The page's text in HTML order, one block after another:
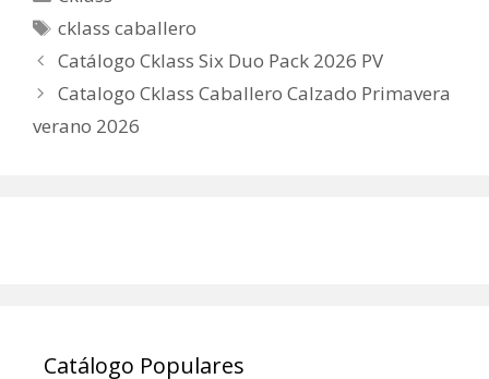
Etiquetas
cklass caballero
Catálogo Cklass Six Duo Pack 2026 PV
Catalogo Cklass Caballero Calzado Primavera
verano 2026
Catálogo Populares